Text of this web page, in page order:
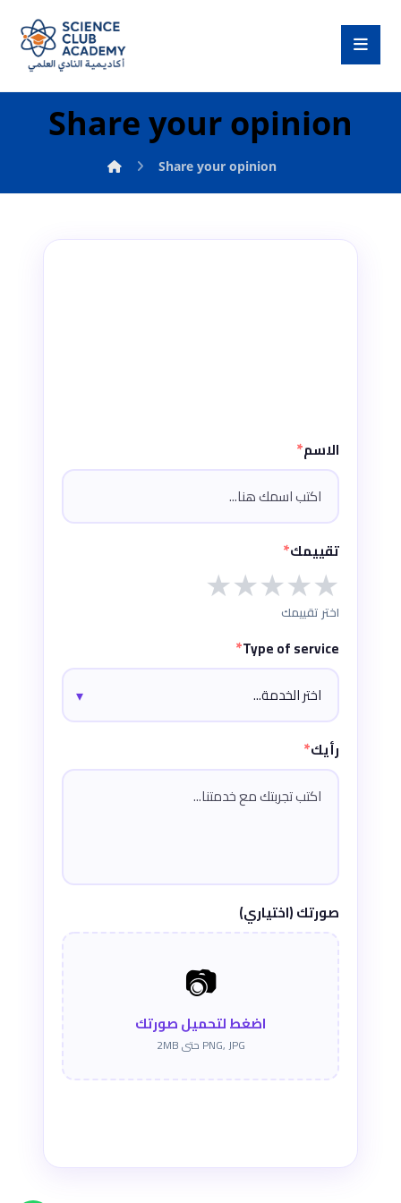
Share your opinion
Share your opinion
الاسم*
تقييمك*
★★★★★
اختر تقييمك
Type of service
*
رأيك*
صورتك (اختياري)
📷
اضغط لتحميل صورتك
PNG, JPG حتى 2MB